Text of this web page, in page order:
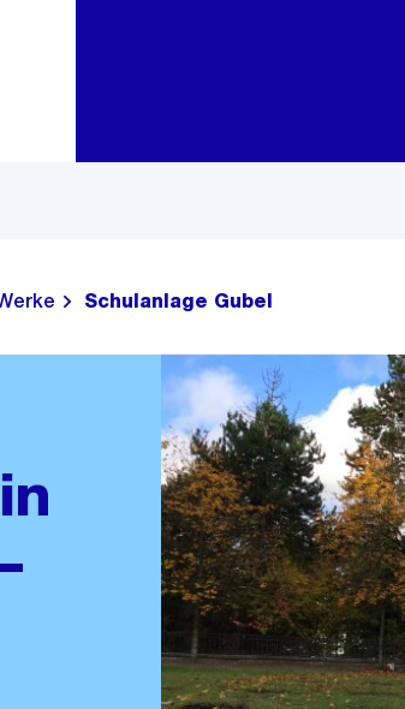
Schulanlage Gubel